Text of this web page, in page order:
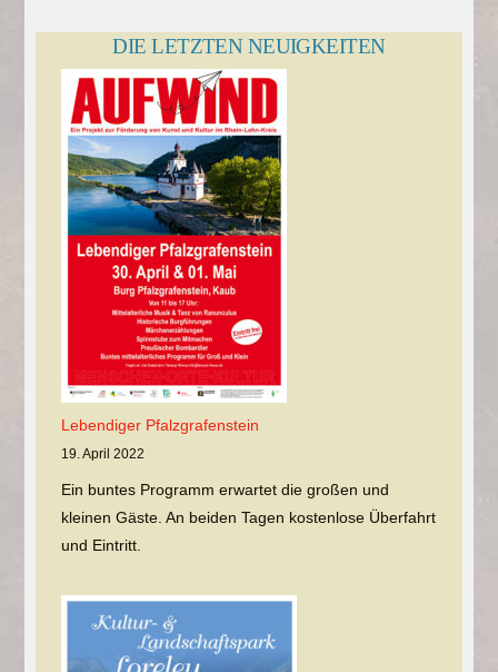
DIE LETZTEN NEUIGKEITEN
Lebendiger Pfalzgrafenstein
19. April 2022
Ein buntes Programm erwartet die großen und
kleinen Gäste. An beiden Tagen kostenlose Überfahrt
und Eintritt.